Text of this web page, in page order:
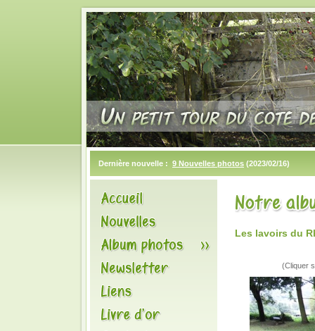
Dernière nouvelle : 9 Nouvelles photos (2023/02/16)
Les lavoirs du
(Cliquer